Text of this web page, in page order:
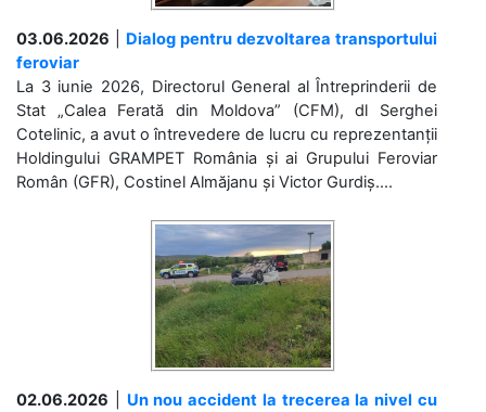
03.06.2026
Dialog pentru dezvoltarea transportului
feroviar
La 3 iunie 2026, Directorul General al Întreprinderii de
Stat „Calea Ferată din Moldova” (CFM), dl Serghei
Cotelinic, a avut o întrevedere de lucru cu reprezentanții
Holdingului GRAMPET România și ai Grupului Feroviar
Român (GFR), Costinel Almăjanu și Victor Gurdiș....
02.06.2026
Un nou accident la trecerea la nivel cu